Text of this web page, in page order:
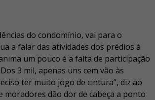
do condomínio, vai para o
a falar das atividades dos prédios à
um pouco é a falta de participação
3 mil, apenas uns cem vão às
ter muito jogo de cintura”, diz ao
moradores dão dor de cabeça a ponto